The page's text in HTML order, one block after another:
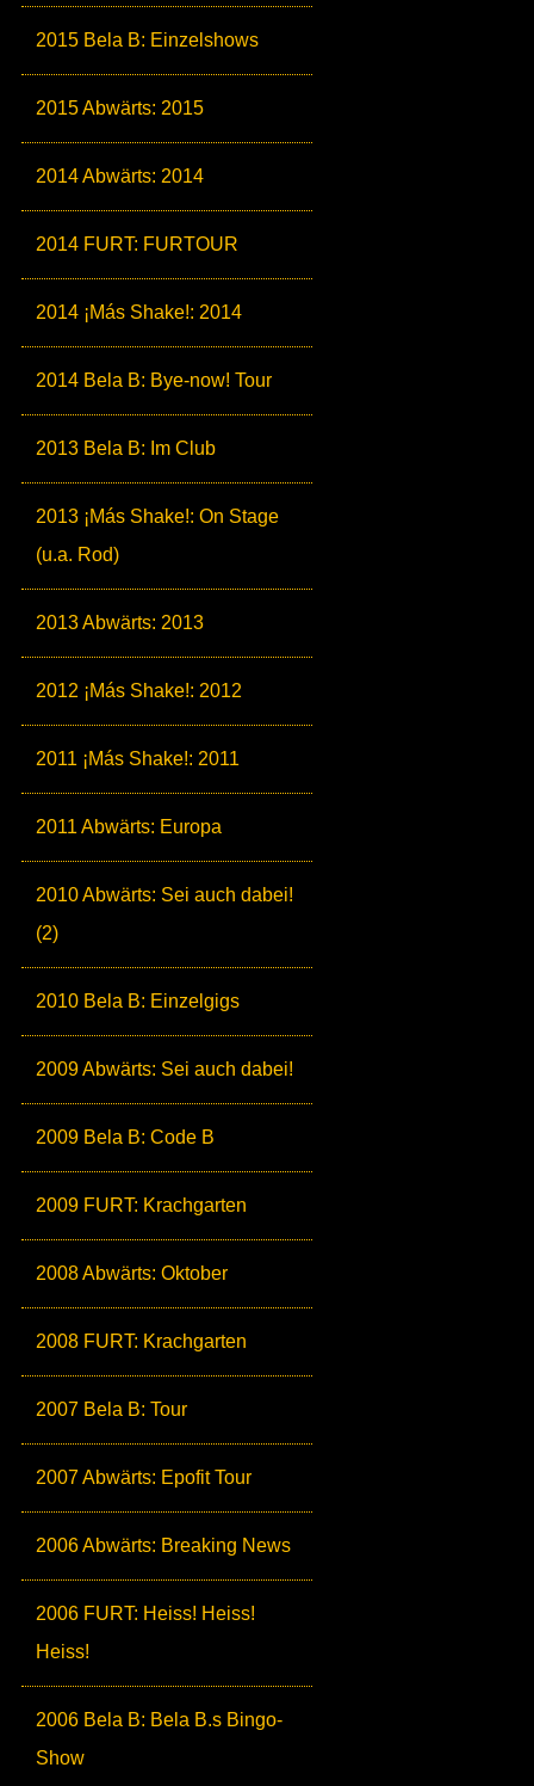
2015 Bela B: Einzelshows
2015 Abwärts: 2015
2014 Abwärts: 2014
2014 FURT: FURTOUR
2014 ¡Más Shake!: 2014
2014 Bela B: Bye-now! Tour
2013 Bela B: Im Club
2013 ¡Más Shake!: On Stage
(u.a. Rod)
2013 Abwärts: 2013
2012 ¡Más Shake!: 2012
2011 ¡Más Shake!: 2011
2011 Abwärts: Europa
2010 Abwärts: Sei auch dabei!
(2)
2010 Bela B: Einzelgigs
2009 Abwärts: Sei auch dabei!
2009 Bela B: Code B
2009 FURT: Krachgarten
2008 Abwärts: Oktober
2008 FURT: Krachgarten
2007 Bela B: Tour
2007 Abwärts: Epofit Tour
2006 Abwärts: Breaking News
2006 FURT: Heiss! Heiss!
Heiss!
2006 Bela B: Bela B.s Bingo-
Show